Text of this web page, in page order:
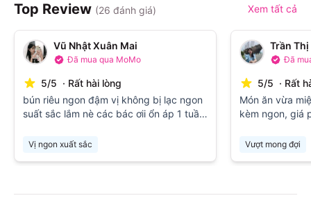
Top Review (26 đánh giá) Xem tất cả
Vũ Nhật Xuân Mai
Đã mua qua MoMo
5/5 · Rất hài lòng
bún riêu ngon đậm vị không bị lạc ngon
suất sắc lắm nè các bác ơii ổn áp 1 tuần
nhé
Vị ngon xuất sắc
Trần
Đã
5/5 · Rất
Món ăn vừa
kèm ngon, giá
Vượt mong đợi